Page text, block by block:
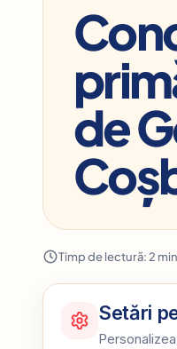
de
Timp de lectură: 2 min
Setări